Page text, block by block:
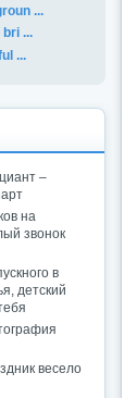
...
...
...
–
на
звонок
в
детский
весело